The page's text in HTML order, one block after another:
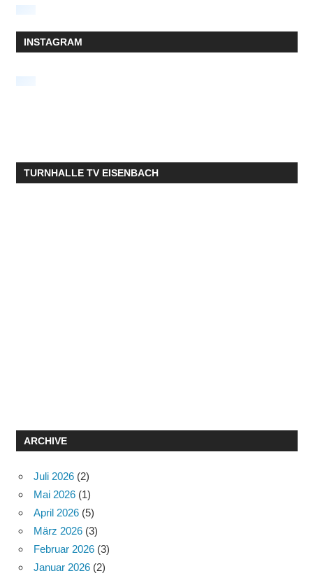
INSTAGRAM
TURNHALLE TV EISENBACH
ARCHIVE
Juli 2026 (2)
Mai 2026 (1)
April 2026 (5)
März 2026 (3)
Februar 2026 (3)
Januar 2026 (2)